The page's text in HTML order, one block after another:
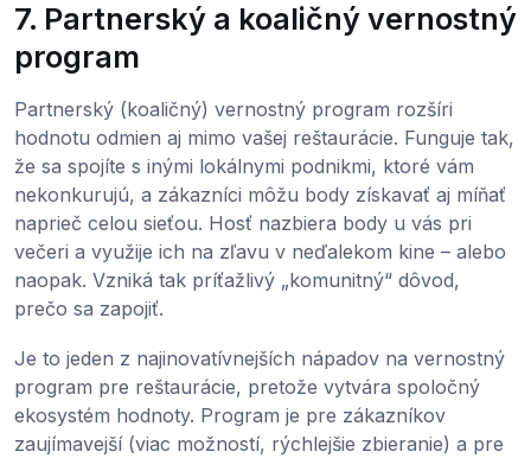
7. Partnerský a koaličný vernostný
program
Partnerský (koaličný) vernostný program rozšíri
hodnotu odmien aj mimo vašej reštaurácie. Funguje tak,
že sa spojíte s inými lokálnymi podnikmi, ktoré vám
nekonkurujú, a zákazníci môžu body získavať aj míňať
naprieč celou sieťou. Hosť nazbiera body u vás pri
večeri a využije ich na zľavu v neďalekom kine – alebo
naopak. Vzniká tak príťažlivý „komunitný“ dôvod,
prečo sa zapojiť.
Je to jeden z najinovatívnejších nápadov na vernostný
program pre reštaurácie, pretože vytvára spoločný
ekosystém hodnoty. Program je pre zákazníkov
zaujímavejší (viac možností, rýchlejšie zbieranie) a pre